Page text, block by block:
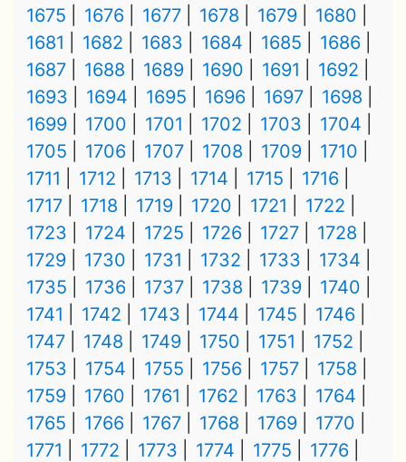
1675
1676 1677 1678 1679
1680
1681
1682 1683 1684 1685
1686
1687
1688 1689 1690 1691
1692
1693
1694 1695 1696 1697
1698
1699
1700 1701 1702 1703
1704
1705
1706 1707 1708 1709
1710
1711
1712 1713 1714 1715
1716
1717
1718 1719 1720 1721
1722
1723
1724 1725 1726 1727
1728
1729
1730 1731 1732 1733
1734
1735
1736 1737 1738 1739
1740
1741
1742 1743 1744 1745
1746
1747
1748 1749 1750 1751
1752
1753
1754 1755 1756 1757
1758
1759
1760 1761 1762 1763
1764
1765
1766 1767 1768 1769
1770
1771
1772 1773 1774 1775
1776